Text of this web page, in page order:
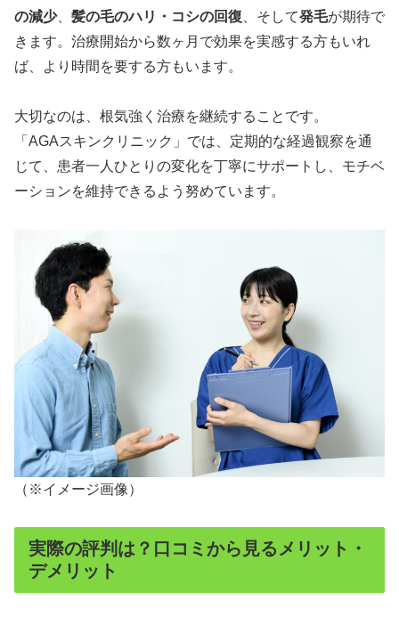
の減少、 髪の毛のハリ・コシの回復 、そして発毛が期待で
きます。治療開始から数ヶ月で効果を実感する方もいれ
ば、より時間を要する方もいます。
大切なのは、根気強く治療を継続することです。
「AGAスキンクリニック」では、定期的な経過観察を通
じて、患者一人ひとりの変化を丁寧にサポートし、モチベ
ーションを維持できるよう努めています。
（※イメージ画像）
実際の評判は？口コミから見るメリット・
デメリット